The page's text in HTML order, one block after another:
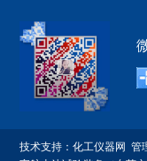
技术支持：化工仪器网 管